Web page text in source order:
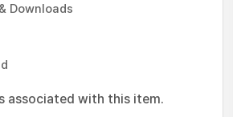
Downloads
associated with this item.